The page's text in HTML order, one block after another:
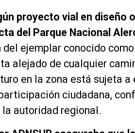
proyecto vial en diseño
del Parque Nacional
ejemplar conocido como
alejado de cualquier
en la zona está sujeta
ciudadana,
autoridad regional.